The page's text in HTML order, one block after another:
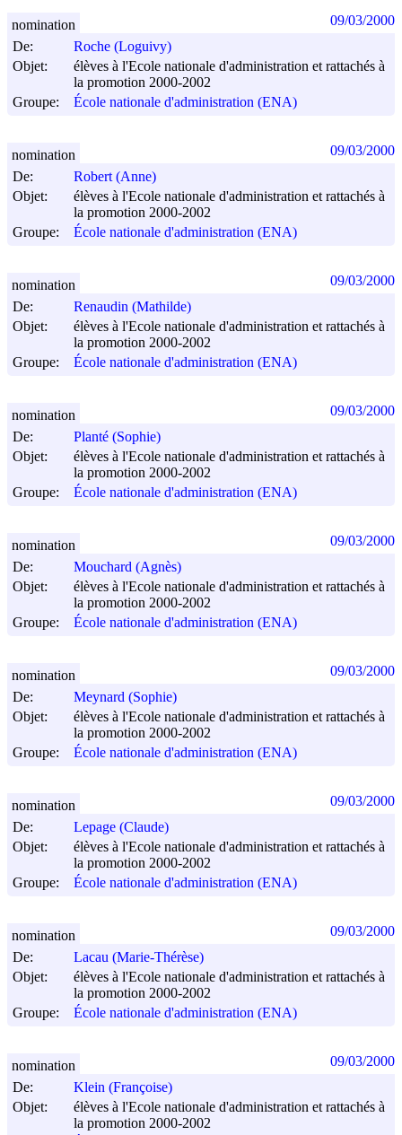
De:
Roche (Loguivy)
Objet:
élèves à l'Ecole nationale d'administration et rattachés à
la promotion 2000-2002
Groupe:
École nationale d'administration (ENA)
nomination 09/03/2000
De:
Robert (Anne)
Objet:
élèves à l'Ecole nationale d'administration et rattachés à
la promotion 2000-2002
Groupe:
École nationale d'administration (ENA)
nomination 09/03/2000
De:
Renaudin (Mathilde)
Objet:
élèves à l'Ecole nationale d'administration et rattachés à
la promotion 2000-2002
Groupe:
École nationale d'administration (ENA)
nomination 09/03/2000
De:
Planté (Sophie)
Objet:
élèves à l'Ecole nationale d'administration et rattachés à
la promotion 2000-2002
Groupe:
École nationale d'administration (ENA)
nomination 09/03/2000
De:
Mouchard (Agnès)
Objet:
élèves à l'Ecole nationale d'administration et rattachés à
la promotion 2000-2002
Groupe:
École nationale d'administration (ENA)
nomination 09/03/2000
De:
Meynard (Sophie)
Objet:
élèves à l'Ecole nationale d'administration et rattachés à
la promotion 2000-2002
Groupe:
École nationale d'administration (ENA)
nomination 09/03/2000
De:
Lepage (Claude)
Objet:
élèves à l'Ecole nationale d'administration et rattachés à
la promotion 2000-2002
Groupe:
École nationale d'administration (ENA)
nomination 09/03/2000
De:
Lacau (Marie-Thérèse)
Objet:
élèves à l'Ecole nationale d'administration et rattachés à
la promotion 2000-2002
Groupe:
École nationale d'administration (ENA)
nomination 09/03/2000
De:
Klein (Françoise)
Objet:
élèves à l'Ecole nationale d'administration et rattachés à
la promotion 2000-2002
nomination 09/03/2000